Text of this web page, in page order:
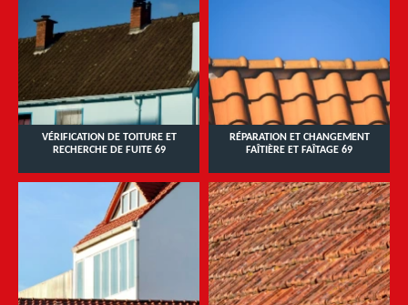
VÉRIFICATION DE TOITURE ET
RECHERCHE DE FUITE 69
RÉPARATION ET CHANGEMENT
FAÎTIÈRE ET FAÎTAGE 69